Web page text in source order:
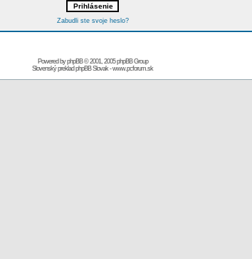
Zabudli ste svoje heslo?
Powered byphpBB© 2001, 2005 phpBB Group
Slovenský preklad phpBB Slovak-www.pcforum.sk